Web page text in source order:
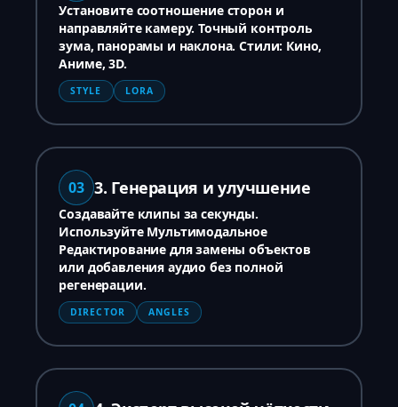
Установите соотношение сторон и
направляйте камеру. Точный контроль
зума, панорамы и наклона. Стили: Кино,
Аниме, 3D.
STYLE LORA
03 3. Генерация и улучшение
Создавайте клипы за секунды.
Используйте Мультимодальное
Редактирование для замены объектов
или добавления аудио без полной
регенерации.
DIRECTOR ANGLES